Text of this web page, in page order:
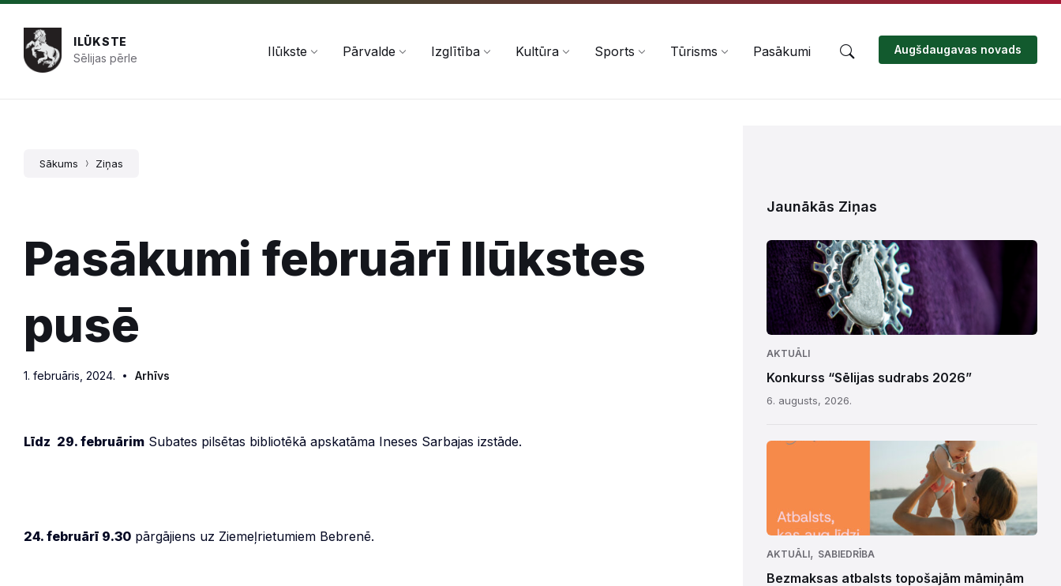
Pāriet
saturu
Skip
navigation
Skip
footer
ILŪKSTE
Sēlijas pērle
Ilūkste Pārvalde Izglītība Kultūra Sports Tūrisms Pasākumi Augšdaugavas novads
Sākums Ziņas
Pasākumi februārī Ilūkstes
pusē
1. februāris, 2024. Arhīvs
Līdz 29. februārim Subates pilsētas bibliotēkā apskatāma Ineses Sarbajas izstāde.
24. februārī 9.30 pārgājiens uz Ziemeļrietumiem Bebrenē.
Jaunākās Ziņas
AKTUĀLI
Konkurss “Sēlijas sudrabs 2026”
6. augusts, 2026.
AKTUĀLI, SABIEDRĪBA
Bezmaksas atbalsts topošajām māmiņām